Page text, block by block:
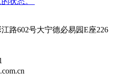
路602号大宁德必易园E座226